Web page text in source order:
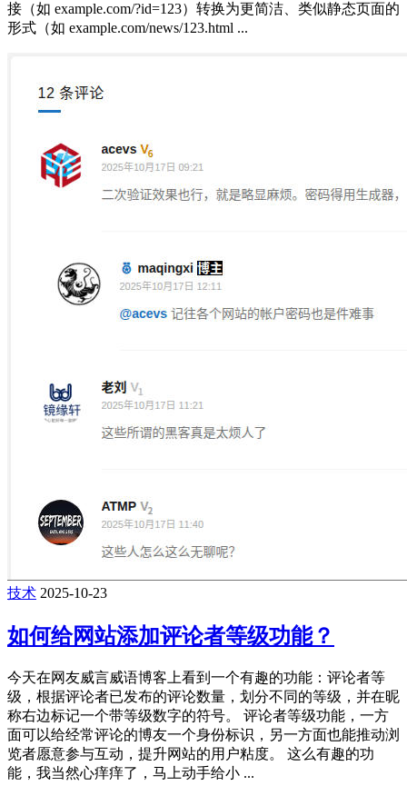
接（如 example.com/?id=123）转换为更简洁、类似静态页面的
形式（如 example.com/news/123.html ...
技术 2025-10-23
如何给网站添加评论者等级功能？
今天在网友威言威语博客上看到一个有趣的功能：评论者等
级，根据评论者已发布的评论数量，划分不同的等级，并在昵
称右边标记一个带等级数字的符号。 评论者等级功能，一方
面可以给经常评论的博友一个身份标识，另一方面也能推动浏
览者愿意参与互动，提升网站的用户粘度。 这么有趣的功
能，我当然心痒痒了，马上动手给小 ...